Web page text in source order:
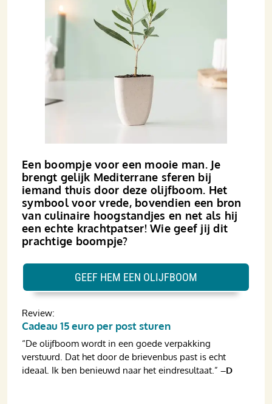
Een boompje voor een mooie man. Je
brengt gelijk Mediterrane sferen bij
iemand thuis door deze olijfboom. Het
symbool voor vrede, bovendien een bron
van culinaire hoogstandjes en net als hij
een echte krachtpatser! Wie geef jij dit
prachtige boompje?
Review:
Cadeau 15 euro per post sturen
“De olijfboom wordt in een goede verpakking
verstuurd. Dat het door de brievenbus past is echt
ideaal. Ik ben benieuwd naar het eindresultaat.” –D
GEEF HEM EEN OLIJFBOOM